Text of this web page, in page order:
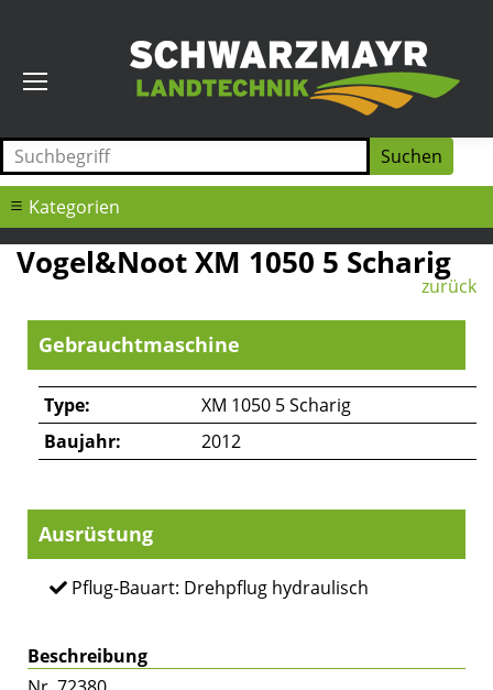
Kategorien
Vogel&Noot XM 1050 5 Scharig
zurück
Gebrauchtmaschine
Type:
XM 1050 5 Scharig
Baujahr:
2012
Ausrüstung
Pflug-Bauart: Drehpflug hydraulisch
Beschreibung